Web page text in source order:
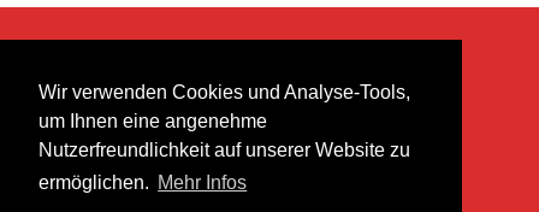
Wir verwenden Cookies und Analyse-Tools,
um Ihnen eine angenehme
Nutzerfreundlichkeit auf unserer Website zu
ermöglichen. Mehr Infos
heer musik ag
Lättenstrasse 35
8952 Schlieren
info@heermusic.com